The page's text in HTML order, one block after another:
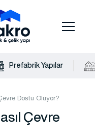
Prefabrik Yapılar
Dostu Oluyor?
Çevre